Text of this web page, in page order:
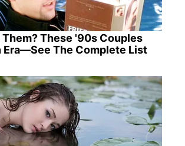
Them? These '90s Couples
Era—See The Complete List